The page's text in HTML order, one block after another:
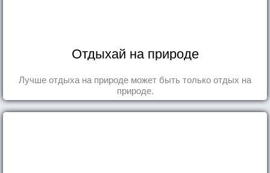
Отдыхай на природе
Лучше отдыха на природе может быть только отдых на
природе.